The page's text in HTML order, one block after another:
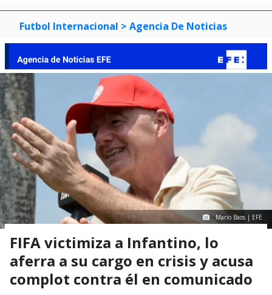
Futbol Internacional > Agencia De Noticias
Mario Baos | EFE
FIFA victimiza a Infantino, lo
aferra a su cargo en crisis y acusa
complot contra él en comunicado